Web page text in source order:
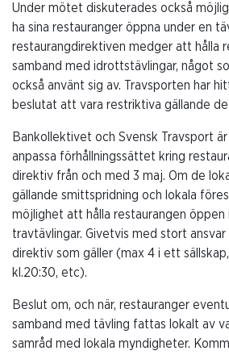
Under mötet diskuterades också
ha sina restauranger öppna under en
restaurangdirektiven medger att hålla
samband med idrottstävlingar, något
också använt sig av. Travsporten har
beslutat att vara restriktiva gällande
Bankollektivet och Svensk Travsport
anpassa förhållningssättet kring
direktiv från och med 3 maj. Om de
gällande smittspridning och lokala
möjlighet att hålla restaurangen öppen
travtävlingar. Givetvis med stort
direktiv som gäller (max 4 i ett
kl.20:30, etc).
Beslut om, och när, restauranger
samband med tävling fattas lokalt av
samråd med lokala myndigheter.